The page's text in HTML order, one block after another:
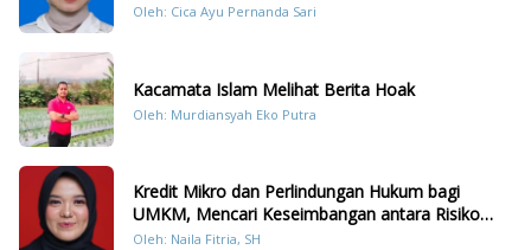
Oleh: Cica Ayu Pernanda Sari
Kacamata Islam Melihat Berita Hoak
Oleh: Murdiansyah Eko Putra
Kredit Mikro dan Perlindungan Hukum bagi
UMKM, Mencari Keseimbangan antara Risiko
dan Akses
Oleh: Naila Fitria, SH